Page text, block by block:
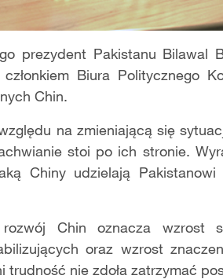
prezydent Pakistanu Bilawal
Biura Politycznego
Chin.
na zmieniającą się
stoi po ich stronie.
Chiny udzielają
Chin oznacza wzrost
oraz wzrost
trudność nie zdoła zatrzymać